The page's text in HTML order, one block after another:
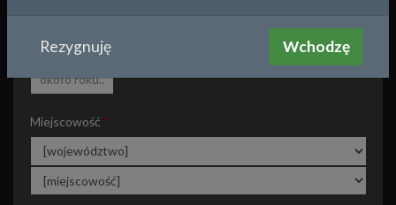
Około roku
Miejscowość
Rezygnuję Wchodzę